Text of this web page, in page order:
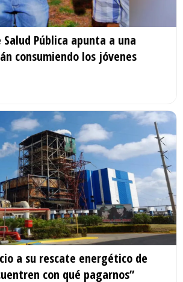
Pública apunta a una
consumiendo los jóvenes
a su rescate energético de
con qué pagarnos”